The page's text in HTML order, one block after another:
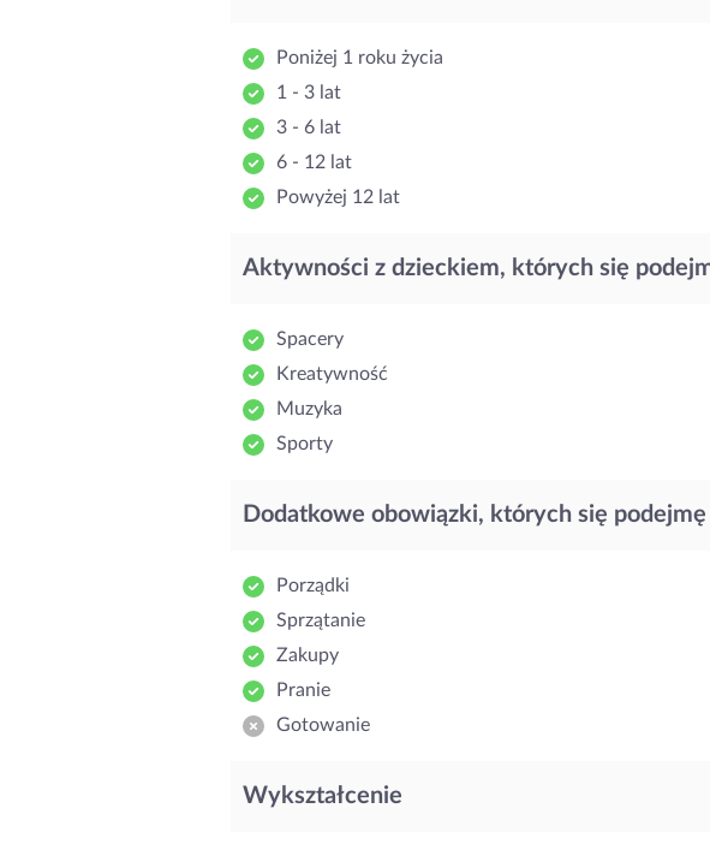
Poniżej 1 roku życia
1 - 3 lat
3 - 6 lat
6 - 12 lat
Powyżej 12 lat
Aktywności z dzieckiem, których się
Spacery
Kreatywność
Muzyka
Sporty
Dodatkowe obowiązki, których się podejmę
Porządki
Sprzątanie
Zakupy
Pranie
Gotowanie
Wykształcenie